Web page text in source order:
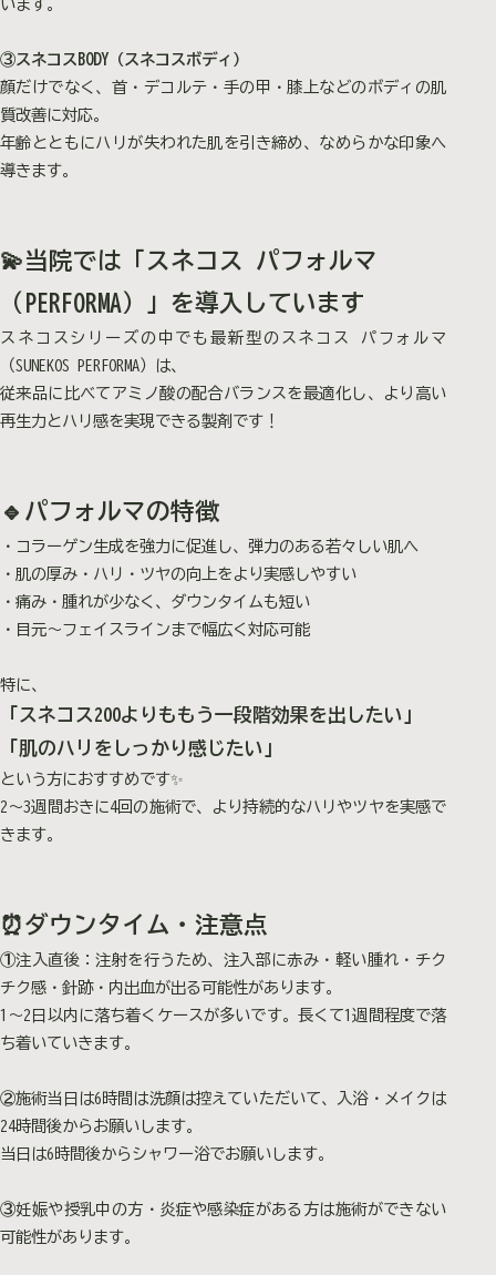
います。
③スネコスBODY（スネコスボディ）
顔だけでなく、首・デコルテ・手の甲・膝上などのボディの肌
質改善に対応。
年齢とともにハリが失われた肌を引き締め、なめらかな印象へ
導きます。
💫当院では「スネコス パフォルマ
（PERFORMA）」を導入しています
スネコスシリーズの中でも最新型のスネコス パフォルマ
（SUNEKOS PERFORMA）は、
従来品に比べてアミノ酸の配合バランスを最適化し、より高い
再生力とハリ感を実現できる製剤です！
🔹パフォルマの特徴
・コラーゲン生成を強力に促進し、弾力のある若々しい肌へ
・肌の厚み・ハリ・ツヤの向上をより実感しやすい
・痛み・腫れが少なく、ダウンタイムも短い
・目元〜フェイスラインまで幅広く対応可能
特に、
「スネコス200よりももう一段階効果を出したい」
「肌のハリをしっかり感じたい」
という方におすすめです✨
2〜3週間おきに4回の施術で、より持続的なハリやツヤを実感で
きます。
⏰ダウンタイム・注意点
①注入直後：注射を行うため、注入部に赤み・軽い腫れ・チク
チク感・針跡・内出血が出る可能性があります。
1〜2日以内に落ち着くケースが多いです。長くて1週間程度で落
ち着いていきます。
②施術当日は6時間は洗顔は控えていただいて、入浴・メイクは
24時間後からお願いします。
当日は6時間後からシャワー浴でお願いします。
③妊娠や授乳中の方・炎症や感染症がある方は施術ができない
可能性があります。